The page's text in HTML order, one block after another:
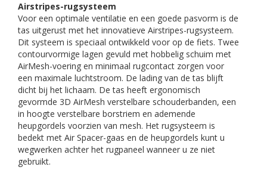
Airstripes-rugsysteem
Voor een optimale ventilatie en een goede pasvorm is de
tas uitgerust met het innovatieve Airstripes-rugsysteem.
Dit systeem is speciaal ontwikkeld voor op de fiets. Twee
contourvormige lagen gevuld met hobbelig schuim met
AirMesh-voering en minimaal rugcontact zorgen voor
een maximale luchtstroom. De lading van de tas blijft
dicht bij het lichaam. De tas heeft ergonomisch
gevormde 3D AirMesh verstelbare schouderbanden, een
in hoogte verstelbare borstriem en ademende
heupgordels voorzien van mesh. Het rugsysteem is
bedekt met Air Spacer-gaas en de heupgordels kunt u
wegwerken achter het rugpaneel wanneer u ze niet
gebruikt.